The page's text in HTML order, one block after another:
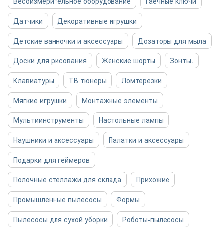
Датчики
Декоративные игрушки
Детские ванночки и аксессуары
Дозаторы для мыла
Доски для рисования
Женские шорты
Зонты.
Клавиатуры
ТВ тюнеры
Ломтерезки
Мягкие игрушки
Монтажные элементы
Мультиинструменты
Настольные лампы
Наушники и аксессуары
Палатки и аксессуары
Подарки для геймеров
Полочные стеллажи для склада
Прихожие
Промышленные пылесосы
Формы
Пылесосы для сухой уборки
Роботы-пылесосы